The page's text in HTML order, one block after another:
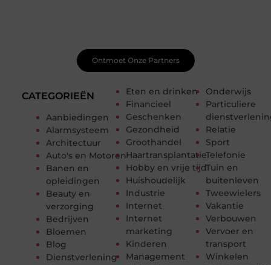
CATEGORIEËN
Aanbiedingen
Alarmsysteem
Architectuur
Auto's en Motoren
Banen en
opleidingen
Beauty en
verzorging
Bedrijven
Bloemen
Blog
Dienstverlening
Eten en drinken
Financieel
Geschenken
Gezondheid
Groothandel
Haartransplantatie
Hobby en vrije tijd
Huishoudelijk
Industrie
Internet
Internet
marketing
Kinderen
Management
Onderwijs
Particuliere
Relatie
Sport
Telefonie
Tuin en
buitenleven
Tweewielers
Vakantie
Verbouwen
Vervoer en
transport
Winkelen
Ontmoet Onze Partners